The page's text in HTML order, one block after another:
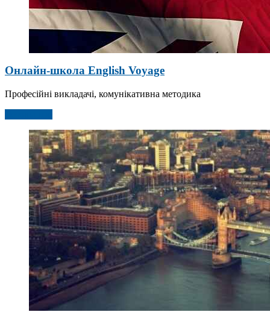
Онлайн-школа English Voyage
Професійні викладачі, комунікативна методика